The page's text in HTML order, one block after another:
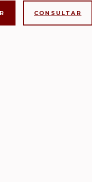
CONSULTAR